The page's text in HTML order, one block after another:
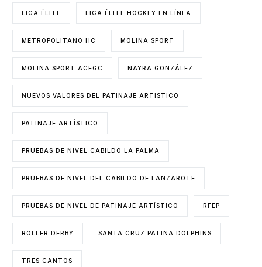
LIGA ÉLITE LIGA ÉLITE HOCKEY EN LÍNEA
METROPOLITANO HC MOLINA SPORT
MOLINA SPORT ACEGC NAYRA GONZÁLEZ
NUEVOS VALORES DEL PATINAJE ARTISTICO
PATINAJE ARTÍSTICO
PRUEBAS DE NIVEL CABILDO LA PALMA
PRUEBAS DE NIVEL DEL CABILDO DE LANZAROTE
PRUEBAS DE NIVEL DE PATINAJE ARTÍSTICO RFEP
ROLLER DERBY SANTA CRUZ PATINA DOLPHINS
TRES CANTOS